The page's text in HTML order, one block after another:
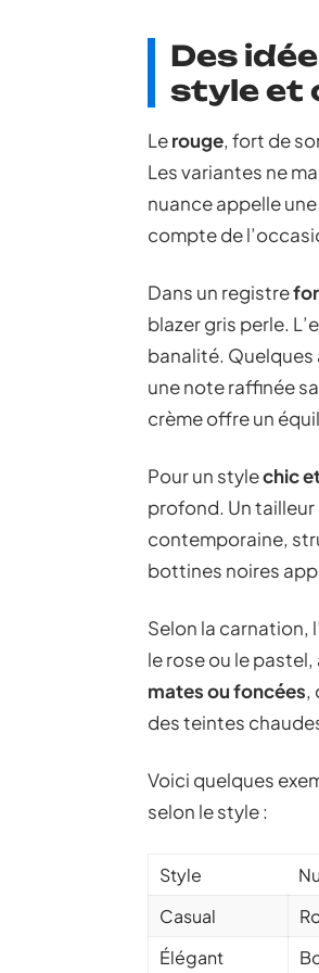
Des
style et
Lerouge, fort de
Les variantes ne
nuance appelle
compte de
Dans un registre
blazer gris perle.
banalité.
une note raffinée
crème offre un
Pour un stylechic
profond. Un
contemporaine,
bottines noires
Selon la carnation,
le rose ou le
mates ou foncées,
des teintes
Voici quelques
selon le style :
Style
Casual
Élégant